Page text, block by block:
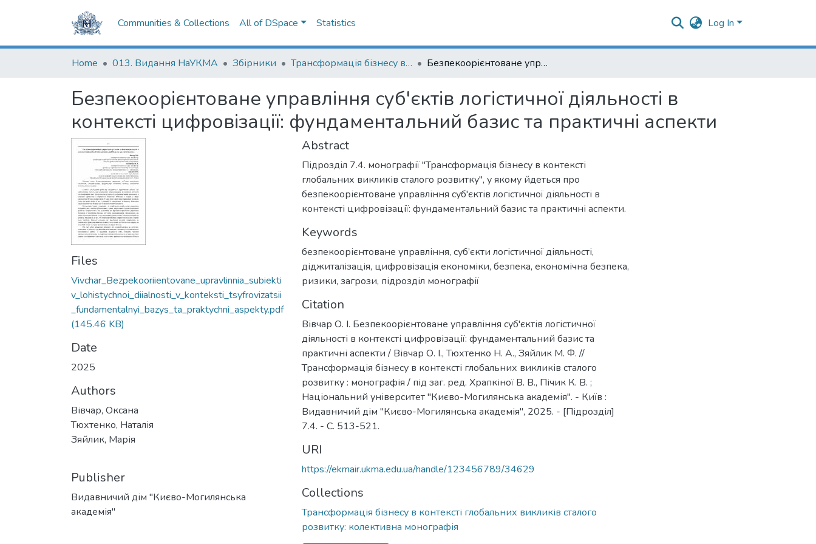
Communities & Collections All of DSpace Statistics Log In
Home 013. Видання НаУКМА Збірники Трансформація бізнесу в контексті глобальних викликів сталого розвитку: колективна монографія Безпекоорієнтоване управління суб'єктів логістичної діяльності в контексті цифровізації: фундаментальний базис та практичні аспекти
Безпекоорієнтоване управління суб'єктів логістичної діяльності в
контексті цифровізації: фундаментальний базис та практичні аспекти
Files
Vivchar_Bezpekooriientovane_upravlinnia_subiekti
v_lohistychnoi_diialnosti_v_konteksti_tsyfrovizatsii
_fundamentalnyi_bazys_ta_praktychni_aspekty.pdf
(145.46 KB)
Date
2025
Authors
Вівчар, Оксана
Тюхтенко, Наталія
Зяйлик, Марія
Publisher
Видавничий дім "Києво-Могилянська
академія"
Abstract
Підрозділ 7.4. монографії "Трансформація бізнесу в контексті
глобальних викликів сталого розвитку", у якому йдеться про
безпекоорієнтоване управління суб'єктів логістичної діяльності в
контексті цифровізації: фундаментальний базис та практичні аспекти.
Keywords
безпекоорієнтоване управління, суб’єкти логістичної діяльності,
діджиталізація, цифровізація економіки, безпека, економічна безпека,
ризики, загрози, підрозділ монографії
Citation
Вівчар О. І. Безпекоорієнтоване управління суб'єктів логістичної
діяльності в контексті цифровізації: фундаментальний базис та
практичні аспекти / Вівчар О. І., Тюхтенко Н. А., Зяйлик М. Ф. //
Трансформація бізнесу в контексті глобальних викликів сталого
розвитку : монографія / під заг. ред. Храпкіної В. В., Пічик К. В. ;
Національний університет "Києво-Могилянська академія". - Київ :
Видавничий дім "Києво-Могилянська академія", 2025. - [Підрозділ]
7.4. - C. 513-521.
URI
https://ekmair.ukma.edu.ua/handle/123456789/34629
Collections
Трансформація бізнесу в контексті глобальних викликів сталого
розвитку: колективна монографія